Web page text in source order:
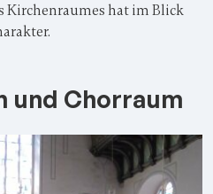
Kirchenraumes hat im Blick
und Chorraum